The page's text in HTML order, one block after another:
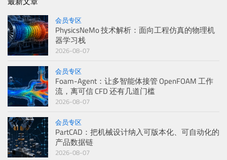
会员专区
PhysicsNeMo 技术解析：面向工程仿真的物理机
器学习栈
2026-08-07
会员专区
Foam-Agent：让多智能体接管 OpenFOAM 工作
流，离可信 CFD 还有几道门槛
2026-08-07
会员专区
PartCAD：把机械设计纳入可版本化、可自动化的
产品数据链
2026-08-07